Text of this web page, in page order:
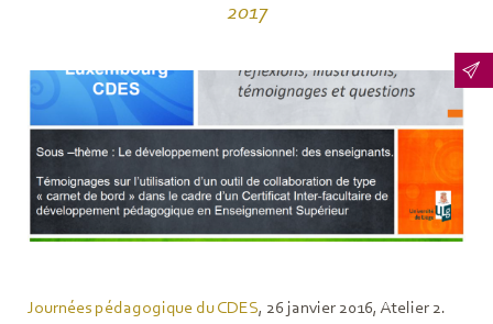
2017
Journées pédagogique du CDES, 26 janvier 2016, Atelier 2.